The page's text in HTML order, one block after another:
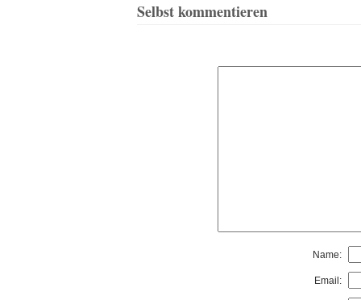
Selbst kommentieren
Name:
Email: